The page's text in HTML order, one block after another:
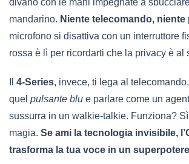
mandarino. Niente telecomando, niente
microfono si disattiva con un interruttore
rossa è lì per ricordarti che la privacy è al
4-Series, invece, ti lega al
quel pulsante blu e parlare come un
sussurra in un walkie-talkie. Funziona?
magia. Se ami la tecnologia invisibile,
trasforma la tua voce in un